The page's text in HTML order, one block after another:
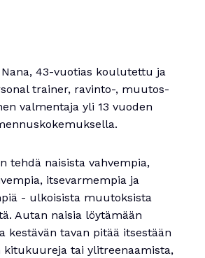
43-vuotias koulutettu ja
trainer, ravinto-, muutos-
valmentaja yli 13 vuoden
tehdä naisista vahvempia,
itsevarmempia ja
- ulkoisista muutoksista
Autan naisia löytämään
kestävän tavan pitää itsestään
tai ylitreenaamista,